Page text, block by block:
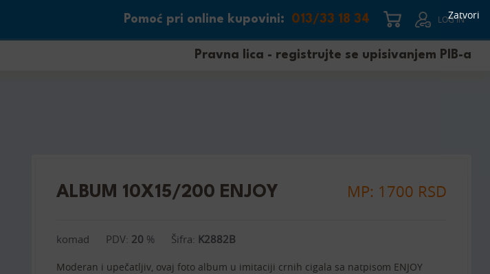
Pomoć pri online kupovini: 013/33 18 34 LOG IN
Pravna lica - registrujte se upisivanjem PIB-a
MP: 1700 RSD
ALBUM 10X15/200 ENJOY
komad PDV: 20 % Šifra: K2882B
Moderan i upečatljiv, ovaj foto album u imitaciji crnih cigala sa natpisom ENJOY
Zatvori